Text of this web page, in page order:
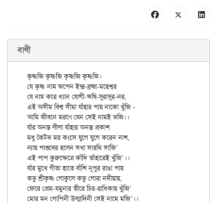
বাণী
কৃষ্ণজি কৃষ্ণজি কৃষ্ণজি কৃষ্ণজি।
যে কৃষ্ণ নাম জপেন ইন্দ্র-ব্রহ্মা-মহেশ্বর
যে নাম করে ধ্যান যোগী-ঋষি-সুরাসুর-নর,
এই অসীম বিশ্ব সীমা যাঁহার পায় নাকো খুঁজি -
আমি জীবনে মরণে যেন সেই নামই ভজি।।
যাঁর অনন্ত লীলা যাঁহার অনন্ত প্রকাশ
মধু কৈটভ মর কংসে যুগে যুগে করেন নাশ,
ন্যায় পাণ্ডবের হলেন সখা সারথি সাজি’
এই পাপ কুরুক্ষেত্রে কাঁদি তাঁহারেই খুঁজি’।।
যাঁর মুখে গীতা হাতে বাঁশি নূপুর রাঙা পায়
কভু শ্রীকৃষ্ণ গোকুলে কভু গোরা নদীয়ায়,
ফেরে প্রেম-যমুনার তীরে চির-রাধিকায় খুঁজি’